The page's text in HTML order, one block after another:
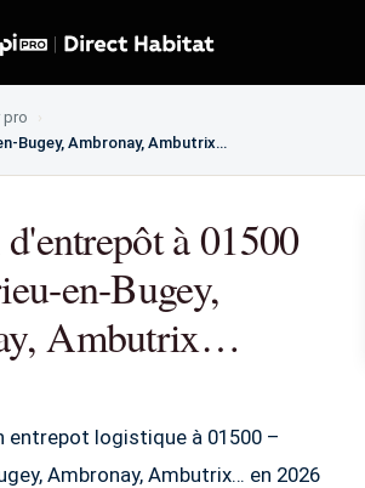
pro
Bugey, Ambronay, Ambutrix…
à 01500
en-Bugey,
Ambutrix…
entrepot logistique à 01500 –
Ambronay, Ambutrix… en 2026